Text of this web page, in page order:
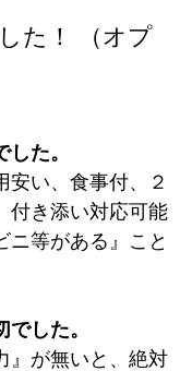
た！ （オプ
た。
安い、食事付、２
付き添い対応可能
ニ等がある』こと
した。
』が無いと、絶対